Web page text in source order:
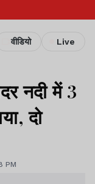
वीडियो Live
नदी में 3
दो
PM